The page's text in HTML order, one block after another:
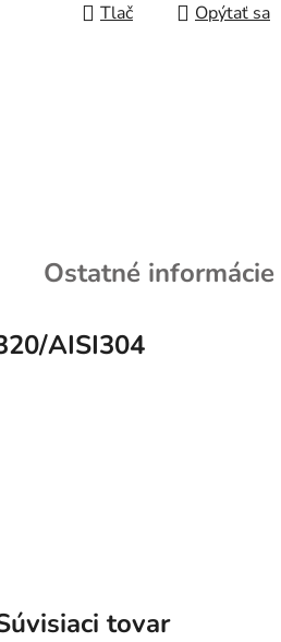
Tlač Opýtať sa
Ostatné informácie
AISI304
tovar